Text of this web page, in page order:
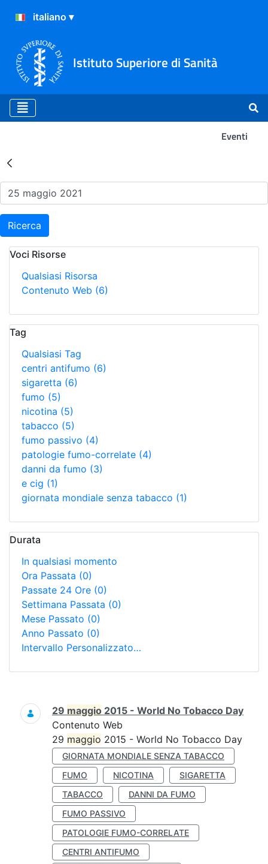
Istituto Superiore di Sanità
Eventi
Risultati della Ricerca -
Ricerca
Voci Risorse
Qualsiasi Risorsa
Contenuto Web (6)
Tag
Qualsiasi Tag
centri antifumo (6)
sigaretta (6)
fumo (5)
nicotina (5)
tabacco (5)
fumo passivo (4)
patologie fumo-correlate (4)
danni da fumo (3)
e cig (1)
giornata mondiale senza tabacco (1)
Durata
In qualsiasi momento
Ora Passata (0)
Passate 24 Ore (0)
Settimana Passata (0)
Mese Passato (0)
Anno Passato (0)
Intervallo Personalizzato…
Ricerca
29 maggio 2015 - World No Tobacco Day
Contenuto Web
29 maggio 2015 - World No Tobacco Day
GIORNATA MONDIALE SENZA TABACCO
FUMO
NICOTINA
SIGARETTA
TABACCO
DANNI DA FUMO
FUMO PASSIVO
PATOLOGIE FUMO-CORRELATE
CENTRI ANTIFUMO